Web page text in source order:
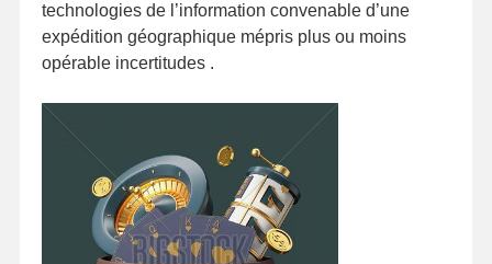
technologies de l’information convenable d’une
expédition géographique mépris plus ou moins
opérable incertitudes .